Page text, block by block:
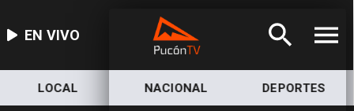
EN VIVO
LOCAL NACIONAL DEPORTES